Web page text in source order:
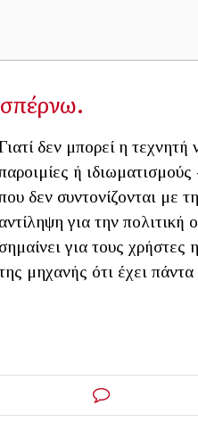
δεν μπορεί η
ή ιδιωματισμούς
δεν συντονίζονται με
αντίληψη για την πολιτική
σημαίνει για τους χρήστες
μηχανής ότι έχει πάντα